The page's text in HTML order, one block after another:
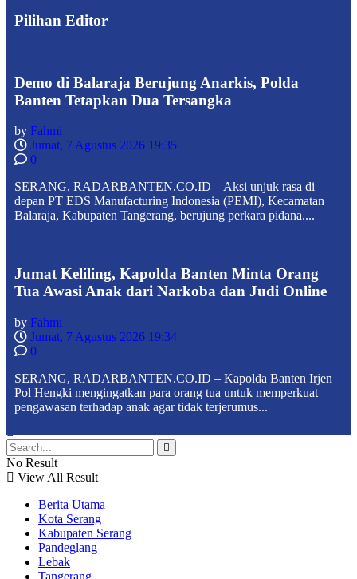
Pilihan Editor
Demo di Balaraja Berujung Anarkis, Polda
Banten Tetapkan Dua Tersangka
by Fahmi
Jumat, 7 Agustus 2026 19:35
0
SERANG, RADARBANTEN.CO.ID – Aksi unjuk rasa di
depan PT EDS Manufacturing Indonesia (PEMI), Kecamatan
Balaraja, Kabupaten Tangerang, berujung perkara pidana....
Jumat Keliling, Kapolda Banten Minta Orang
Tua Awasi Anak dari Narkoba dan Judi Online
by Fahmi
Jumat, 7 Agustus 2026 19:34
0
SERANG, RADARBANTEN.CO.ID – Kapolda Banten Irjen
Pol Hengki mengingatkan para orang tua untuk memperkuat
pengawasan terhadap anak agar tidak terjerumus...
No Result
View All Result
Berita Utama
Kota Serang
Kabupaten Serang
Pandeglang
Lebak
Tangerang